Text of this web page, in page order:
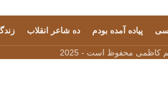
پیاده آمده بودم ده شاعر انقلاب
محفوظ است - 2025